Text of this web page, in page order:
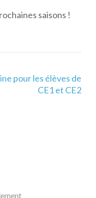
saisons !
pour les élèves de
CE1 et CE2